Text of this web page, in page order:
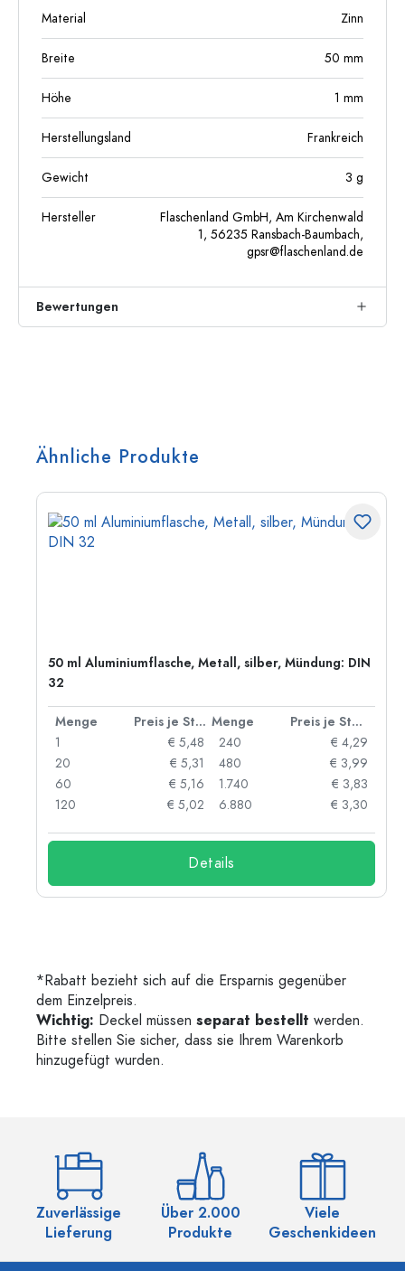
Material Zinn
Breite 50 mm
Höhe 1 mm
Herstellungsland Frankreich
Gewicht 3 g
Hersteller
Flaschenland GmbH, Am Kirchenwald
1, 56235 Ransbach-Baumbach,
gpsr@flaschenland.de
Bewertungen
Ähnliche Produkte
50 ml Aluminiumflasche, Metall, silber, Mündung: DIN
32
Menge Preis je Stück Menge
Preis je Stück
1
€ 5,48
20
€ 5,31
60
€ 5,16
120
€ 5,02
240
€ 4,29
480
€ 3,99
1.740
€ 3,83
6.880
€ 3,30
Details
*Rabatt bezieht sich auf die Ersparnis gegenüber
dem Einzelpreis.
Wichtig: Deckel müssen separat bestellt werden.
Bitte stellen Sie sicher, dass sie Ihrem Warenkorb
hinzugefügt wurden.
Zuverlässige
Lieferung
Über 2.000
Produkte
Viele
Geschenkideen